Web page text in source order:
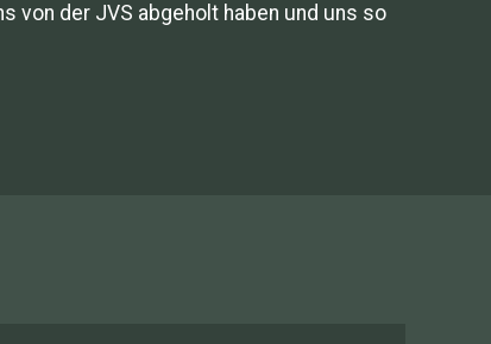
von der JVS abgeholt haben und uns so